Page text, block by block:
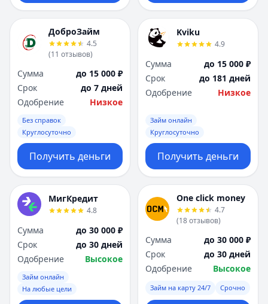
ДоброЗайм
4.5
(11 отзывов)
Сумма
до 15 000 ₽
Срок
до 7 дней
Одобрение
Низкое
Без справок
Круглосуточно
Получить деньги
Kviku
4.9
Сумма
до 15 000 ₽
Срок
до 181 дней
Одобрение
Низкое
Займ онлайн
Круглосуточно
Получить деньги
МигКредит
4.8
Сумма
до 30 000 ₽
Срок
до 30 дней
Одобрение
Высокое
Займ онлайн
На любые цели
One click money
4.7
(18отзывов)
Сумма
до 30 000 ₽
Срок
до 30 дней
Одобрение
Высокое
Займ на карту 24/7 Срочно